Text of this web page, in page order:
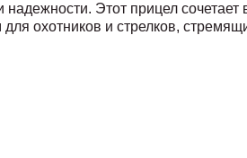
надежности. Этот прицел
охотников и стрелков,